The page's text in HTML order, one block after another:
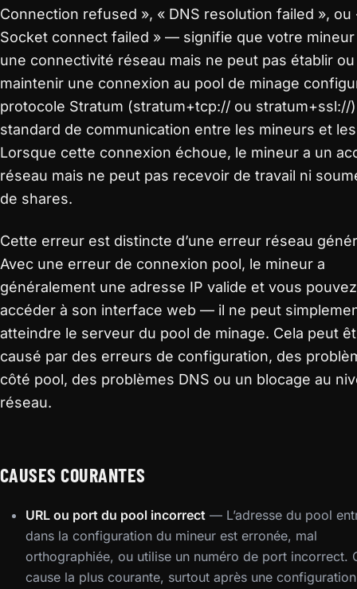
Connection refused », « DNS resolution failed », ou
Socket connect failed » — signifie que votre
une connectivité réseau mais ne peut pas établir ou
maintenir une connexion au pool de minage
protocole Stratum (stratum+tcp:// ou stratum+ssl://
standard de communication entre les mineurs et
Lorsque cette connexion échoue, le mineur a un
réseau mais ne peut pas recevoir de travail ni
de shares.
Cette erreur est distincte d’une erreur réseau
Avec une erreur de connexion pool, le mineur a
généralement une adresse IP valide et vous pouvez
accéder à son interface web — il ne peut
atteindre le serveur du pool de minage. Cela peut
causé par des erreurs de configuration, des
côté pool, des problèmes DNS ou un blocage au
réseau.
CAUSES COURANTES
URL ou port du pool incorrect — L’adresse du pool
dans la configuration du mineur est erronée, mal
orthographiée, ou utilise un numéro de port incorrect.
cause la plus courante, surtout après une configuration